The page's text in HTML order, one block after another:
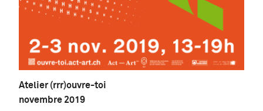
Atelier (rrr)ouvre-toi
novembre 2019